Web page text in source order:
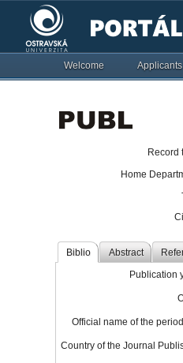
Welcome Applicants
Record
Home
Biblio Abstract
Publication
Official name of the
Country of the Journal